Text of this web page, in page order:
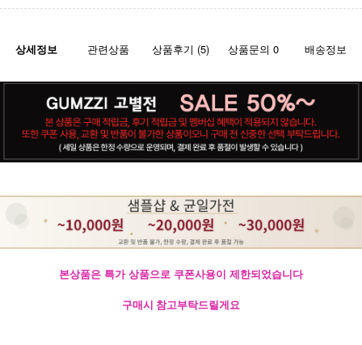
상세정보 관련상품 상품후기 (5) 상품문의 0 배송정보
본상품은 특가 상품으로 쿠폰사용이 제한되었습니다
구매시 참고부탁드릴게요